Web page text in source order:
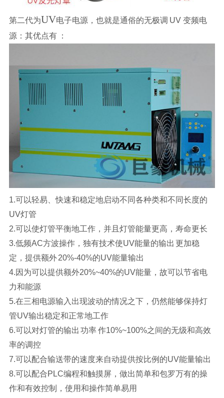
第二代为UV电子电源，也就是通俗的无极调 UV 变频电
源：其优点有 ：
1.可以轻易、快速和稳定地启动不同各种类和不同长度的
UV灯管
2.可以使灯管平衡地工作，并且灯管能量更高，寿命更长
3.低频AC方波操作，独有技术使UV能量的输出 更加稳
定，提供额外 20%-40%的UV能量输出
4.因为可以提供额外20%~40%的UV能量，故可以节省电
力和能源
5.在三相电源输入出现波动的情况之下，仍然能够保持灯
管UV输出稳定和正常地工作
6.可以对灯管的输出 功率 作10%~100%之间的无级和高效
率的调控
7.可以配合输送带的速度来自动提供按比例的UV能量输出
8.可以配合PLC编程和触摸屏，做出简单和包罗万有的操
作和有效控制，使用和操作简单易用